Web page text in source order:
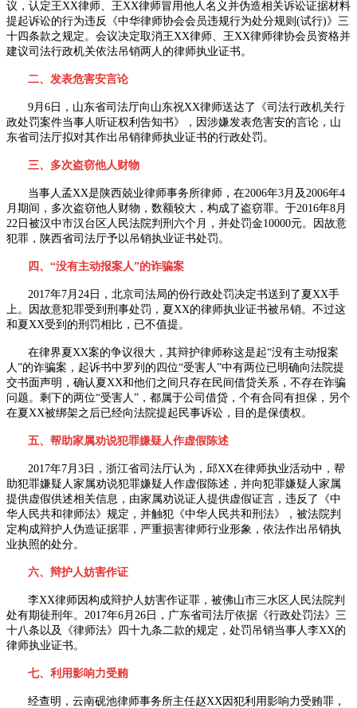
议，认定王XX律师、王XX律师冒用他人名义并伪造相关诉讼证据材料
提起诉讼的行为违反《中华律师协会会员违规行为处分规则 (试行)》三
十四条款之规定。会议决定取消王XX律师、王XX律师律协会员资格并
建议司法行政机关依法吊销两人的律师执业证书。
二、发表危害安言论
9月 6日，山东省司法厅向山东祝XX律师送达了《司法行政机关行
政处罚案件当事人听证权利告知书》，因涉嫌发表危害安的言论，山
东省司法厅拟对其作出吊销律师执业证书的行政处罚。
三、多次盗窃他人财物
当事人孟XX是陕西兢业律师事务所律师，在2006年3月及 2006年4
月期间，多次盗窃他人财物，数额较大，构成了盗窃罪。于2016年8 月
22 日被汉中市汉台区人民法院判刑六个月，并处罚金10000元。因故意
犯罪，陕西省司法厅予以吊销执业证书处罚。
四、“没有主动报案人”的诈骗案
2017年7月 24日，北京司法局的份行政处罚决定书送到了夏XX手
上。因故意犯罪受到刑事处罚，夏XX的律师执业证书被吊销。不过这
和夏XX受到的刑罚相比，已不值提。
在律界夏XX案的争议很大，其辩护律师称这是起“没有主动报案
人”的诈骗案，起诉书中罗列的四位“受害人”中有两位已明确向法院提
交书面声明，确认夏XX和他们之间只存在民间借贷关系，不存在诈骗
问题。剩下的两位“受害人”，都属于公司借贷，个有合同有担保，另个
在夏XX被绑架之后已经向法院提起民事诉讼，目的是保债权。
五、帮助家属劝说犯罪嫌疑人作虚假陈述
2017年7月 3日，浙江省司法厅认为，邱XX在律师执业活动中，帮
助犯罪嫌疑人家属劝说犯罪嫌疑人作虚假陈述，并向犯罪嫌疑人家属
提供虚假供述相关信息，由家属劝说证人提供虚假证言，违反了《中
华人民共和律师法》规定，并触犯《中华人民共和刑法》，被法院判
定构成辩护人伪造证据罪，严重损害律师行业形象，依法作出吊销执
业执照的处分。
六、辩护人妨害作证
李XX律师因构成辩护人妨害作证罪，被佛山市三水区人民法院判
处有期徒刑年。 2017年6 月 26 日，广东省司法厅依据《行政处罚法》三
十八条以及《律师法》四十九条二款的规定，处罚吊销当事人李XX的
律师执业证书。
七、利用影响力受贿
经查明，云南砚池律师事务所主任赵XX因犯利用影响力受贿罪，